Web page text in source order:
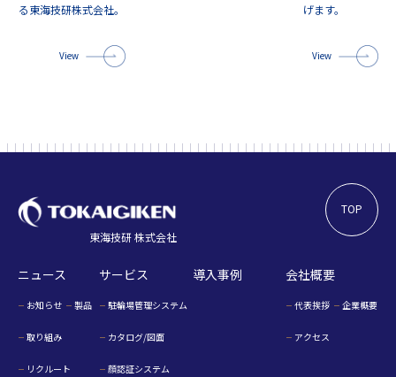
る東海技研株式会社。
View
げます。
View
TOP
東海技研 株式会社
ニュース
お知らせ 製品
取り組み
リクルート
サービス
駐輪場管理システム
カタログ/図面
顔認証システム
導入事例 会社概要
代表挨拶 企業概要
アクセス